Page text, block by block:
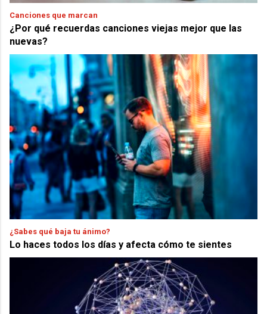
Canciones que marcan
¿Por qué recuerdas canciones viejas mejor que las
nuevas?
¿Sabes qué baja tu ánimo?
Lo haces todos los días y afecta cómo te sientes